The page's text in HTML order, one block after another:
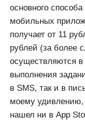
основного
мобильных
получает от 11
рублей (за более
осуществляются в
выполнения
в SMS, так и в
моему удивлению,
нашел ни в App